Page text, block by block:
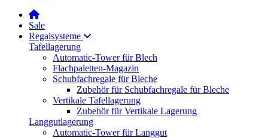
Sale
Regalsysteme
Tafellagerung
Automatic-Tower für Blech
Flachpaletten-Magazin
Schubfachregale für Bleche
Zubehör für Schubfachregale für Bleche
Vertikale Tafellagerung
Zubehör für Vertikale Lagerung
Langgutlagerung
Automatic-Tower für Langgut